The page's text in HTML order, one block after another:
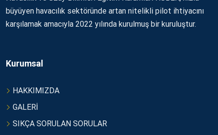
büyüyen havacılık sektöründe artan nitelikli pilot ihtiyacını
karşılamak amacıyla 2022 yılında kurulmuş bir kuruluştur.
Kurumsal
HAKKIMIZDA
GALERİ
SIKÇA SORULAN SORULAR